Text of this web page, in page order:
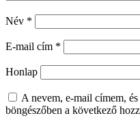
Név *
E-mail cím *
Honlap
A nevem, e-mail címem,
böngészőben a következő